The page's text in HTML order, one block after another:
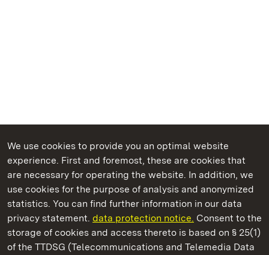
We use cookies to provide you an optimal website
experience. First and foremost, these are cookies that
are necessary for operating the website. In addition, we
use cookies for the purpose of analysis and anonymized
statistics. You can find further information in our data
privacy statement. data protection notice. Consent to the
storage of cookies and access thereto is based on § 25(1)
of the TTDSG (Telecommunications and Telemedia Data
State Palaces and Gardens of Baden-Wuerttemberg